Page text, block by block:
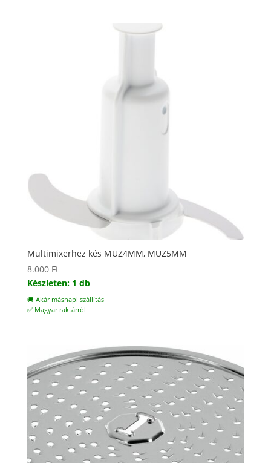
Multimixerhez kés MUZ4MM, MUZ5MM
8.000 Ft
Készleten: 1 db
🚚 Akár másnapi szállítás
✅ Magyar raktárról